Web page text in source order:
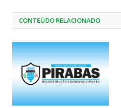
CONTEÚDO RELACIONADO